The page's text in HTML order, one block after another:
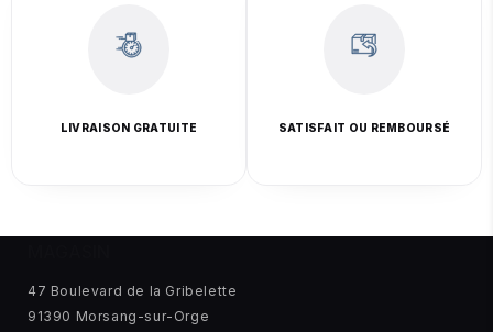
LIVRAISON GRATUITE SATISFAIT OU REMBOURSÉ
47 Boulevard de la Gribelette
91390 Morsang-sur-Orge